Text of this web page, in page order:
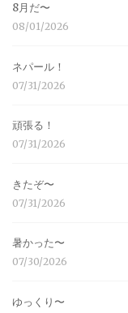
8月だ〜
08/01/2026
ネパール！
07/31/2026
頑張る！
07/31/2026
きたぞ〜
07/31/2026
暑かった〜
07/30/2026
ゆっくり〜